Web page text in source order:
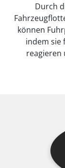
Durch
können
indem sie
reagieren